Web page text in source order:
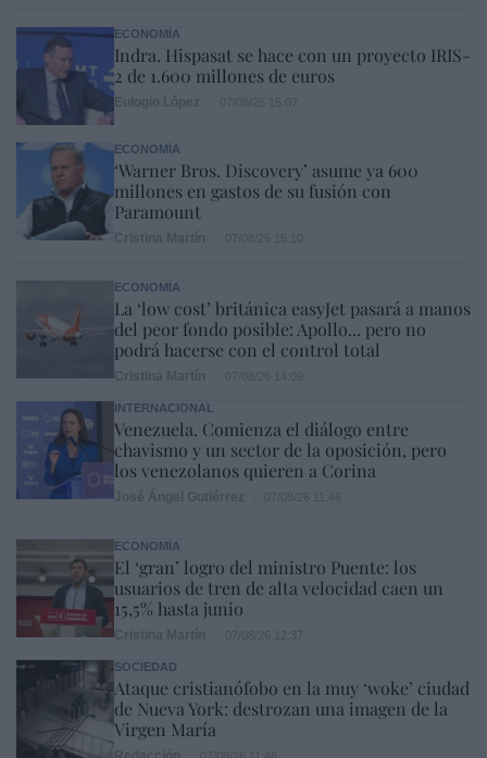
ECONOMÍA
Indra. Hispasat se hace con un proyecto IRIS-
2 de 1.600 millones de euros
ECONOMÍA
‘Warner Bros. Discovery’ asume ya 600
millones en gastos de su fusión con
Paramount
ECONOMÍA
La ‘low cost’ británica easyJet pasará a manos
del peor fondo posible: Apollo... pero no
podrá hacerse con el control total
INTERNACIONAL
Venezuela. Comienza el diálogo entre
chavismo y un sector de la oposición, pero
los venezolanos quieren a Corina
ECONOMÍA
El ‘gran’ logro del ministro Puente: los
usuarios de tren de alta velocidad caen un
15,5% hasta junio
SOCIEDAD
Ataque cristianófobo en la muy ‘woke’ ciudad
de Nueva York: destrozan una imagen de la
Virgen María